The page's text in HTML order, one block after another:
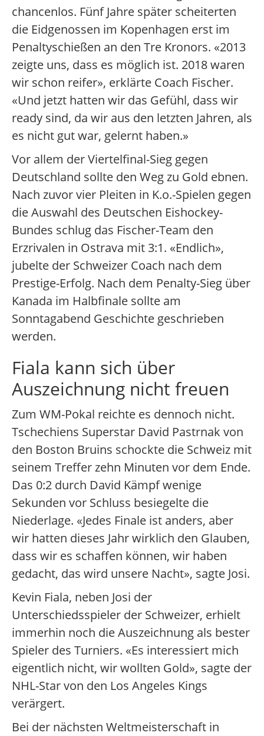
chancenlos. Fünf Jahre später scheiterten
die Eidgenossen im Kopenhagen erst im
Penaltyschießen an den Tre Kronors. «2013
zeigte uns, dass es möglich ist. 2018 waren
wir schon reifer», erklärte Coach Fischer.
«Und jetzt hatten wir das Gefühl, dass wir
ready sind, da wir aus den letzten Jahren, als
es nicht gut war, gelernt haben.»
Vor allem der Viertelfinal-Sieg gegen
Deutschland sollte den Weg zu Gold ebnen.
Nach zuvor vier Pleiten in K.o.-Spielen gegen
die Auswahl des Deutschen Eishockey-
Bundes schlug das Fischer-Team den
Erzrivalen in Ostrava mit 3:1. «Endlich»,
jubelte der Schweizer Coach nach dem
Prestige-Erfolg. Nach dem Penalty-Sieg über
Kanada im Halbfinale sollte am
Sonntagabend Geschichte geschrieben
werden.
Fiala kann sich über
Auszeichnung nicht freuen
Zum WM-Pokal reichte es dennoch nicht.
Tschechiens Superstar David Pastrnak von
den Boston Bruins schockte die Schweiz mit
seinem Treffer zehn Minuten vor dem Ende.
Das 0:2 durch David Kämpf wenige
Sekunden vor Schluss besiegelte die
Niederlage. «Jedes Finale ist anders, aber
wir hatten dieses Jahr wirklich den Glauben,
dass wir es schaffen können, wir haben
gedacht, das wird unsere Nacht», sagte Josi.
Kevin Fiala, neben Josi der
Unterschiedsspieler der Schweizer, erhielt
immerhin noch die Auszeichnung als bester
Spieler des Turniers. «Es interessiert mich
eigentlich nicht, wir wollten Gold», sagte der
NHL-Star von den Los Angeles Kings
verärgert.
Bei der nächsten Weltmeisterschaft in